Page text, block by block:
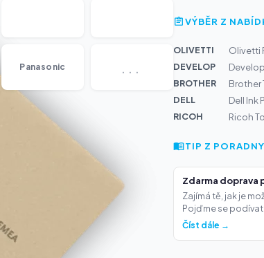
Panasonic ...
VÝBĚR Z
OLIVETTI
Olivetti
DEVELOP
BROTHER
Brother
DELL
Dell Ink
RICOH
Ricoh
TIP Z PORADNY
Zdarma doprava
Zajímá tě, jak je
Pojďme se podívat
Číst dále →